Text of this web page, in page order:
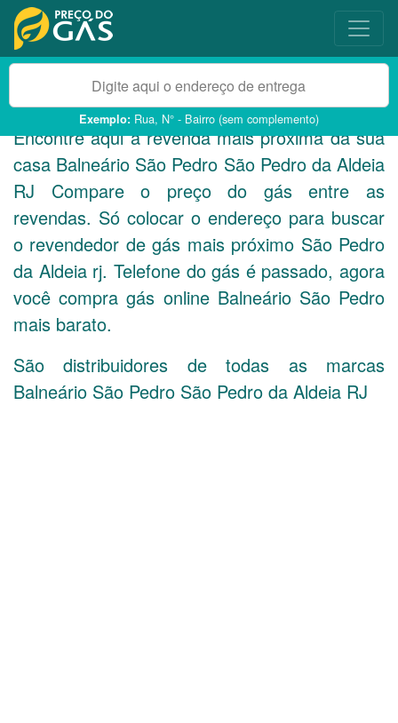
Exemplo: Rua, N° - Bairro (sem complemento)
Encontre aqui a revenda mais próxima da sua
casa Balneário São Pedro São Pedro da Aldeia
RJ Compare o preço do gás entre as
revendas. Só colocar o endereço para buscar
o revendedor de gás mais próximo São Pedro
da Aldeia rj. Telefone do gás é passado, agora
você compra gás online Balneário São Pedro
mais barato.
São distribuidores de todas as marcas
Balneário São Pedro São Pedro da Aldeia RJ